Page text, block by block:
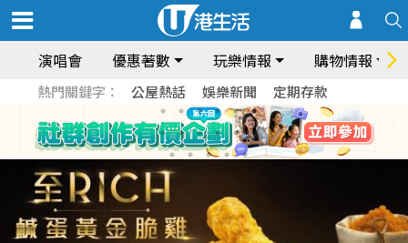
演唱會 優惠著數 玩樂情報 購物情報
熱門關鍵字： 公屋熱話 娛樂新聞 定期存款